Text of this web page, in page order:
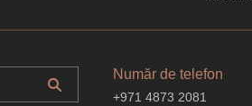
Număr de telefon
+971 4873 2081